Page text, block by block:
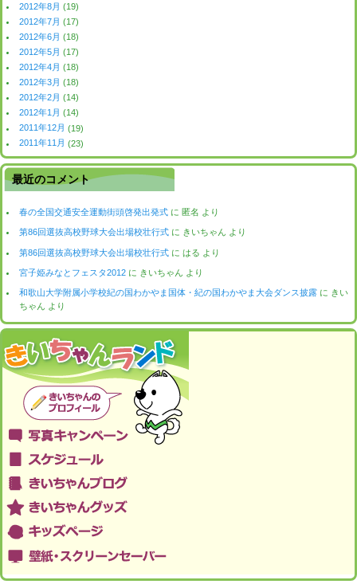
2012年8月 (19)
2012年7月 (17)
2012年6月 (18)
2012年5月 (17)
2012年4月 (18)
2012年3月 (18)
2012年2月 (14)
2012年1月 (14)
2011年12月 (19)
2011年11月 (23)
最近のコメント
春の全国交通安全運動街頭啓発出発式 に匿名 より
第86回選抜高校野球大会出場校壮行式 に きいちゃん より
第86回選抜高校野球大会出場校壮行式 にはる より
宮子姫みなとフェスタ2012 に きいちゃん より
和歌山大学附属小学校紀の国わかやま国体・紀の国わかやま大会ダンス披露 に きい
ちゃん より